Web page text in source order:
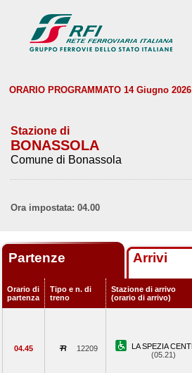
ORARIO PROGRAMMATO 14 Giugno
Stazione di
BONASSOLA
Comune di Bonassola
Ora impostata: 04.00
Partenze Arrivi
Orario di
partenza
Tipo e n. di
treno
Stazione di arrivo
(orario di arrivo)
04.45 12209
LA SPEZIA
(05.21)